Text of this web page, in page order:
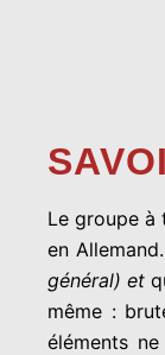
Le groupe à
en
général) et
même :
éléments